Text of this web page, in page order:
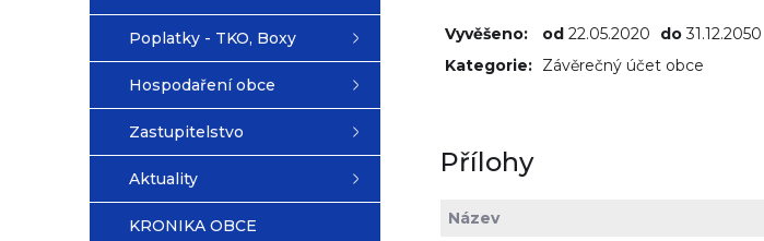
Poplatky - TKO, Boxy
Hospodaření obce
Zastupitelstvo
Aktuality
KRONIKA OBCE
Vyvěšeno: od 22.05.2020 do31.12.2050
Kategorie: Závěrečný účet obce
Přílohy
Název